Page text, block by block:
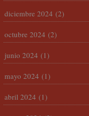
diciembre 2024 (2)
octubre 2024 (2)
junio 2024 (1)
mayo 2024 (1)
abril 2024 (1)